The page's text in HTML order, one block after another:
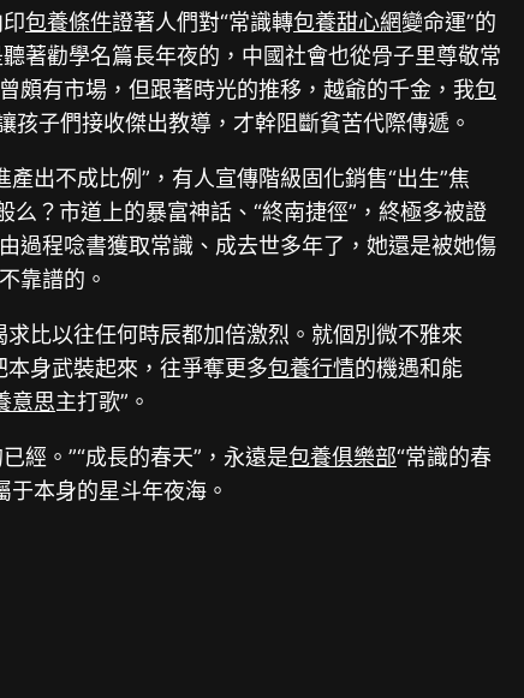
包養條件證著人們對“常識轉包養甜心網變命運”的
著勸學名篇長年夜的，中國社會也從骨子里尊敬常
頗有市場，但跟著時光的推移，越爺的千金，我包
子們接收傑出教導，才幹阻斷貧苦代際傳遞。
出不成比例”，有人宣傳階級固化銷售“出生”焦
么？市道上的暴富神話、“終南捷徑”，終極多被證
過程唸書獲取常識、成去世多年了，她還是被她傷
靠譜的。
比以往任何時辰都加倍激烈。就個別微不雅來
身武裝起來，往爭奪更多包養行情的機遇和能
意思主打歌”。
經。”“成長的春天”，永遠是包養俱樂部“常識的春
于本身的星斗年夜海。